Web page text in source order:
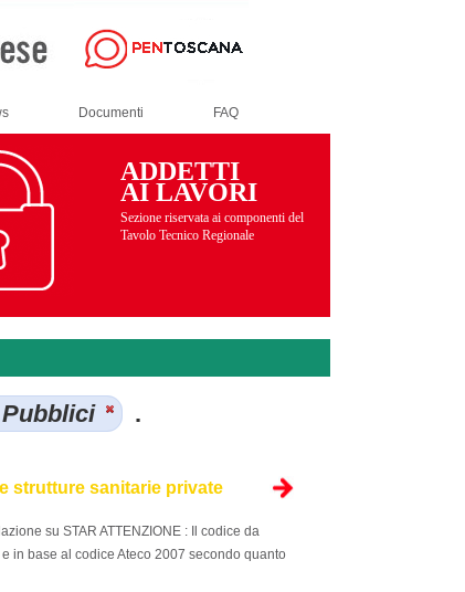
Documenti FAQ
ADDETTI
AI LAVORI
Sezione riservata ai componenti del
Tavolo Tecnico Regionale
.
strutture sanitarie private
su STAR ATTENZIONE : Il codice da
in base al codice Ateco 2007 secondo quanto